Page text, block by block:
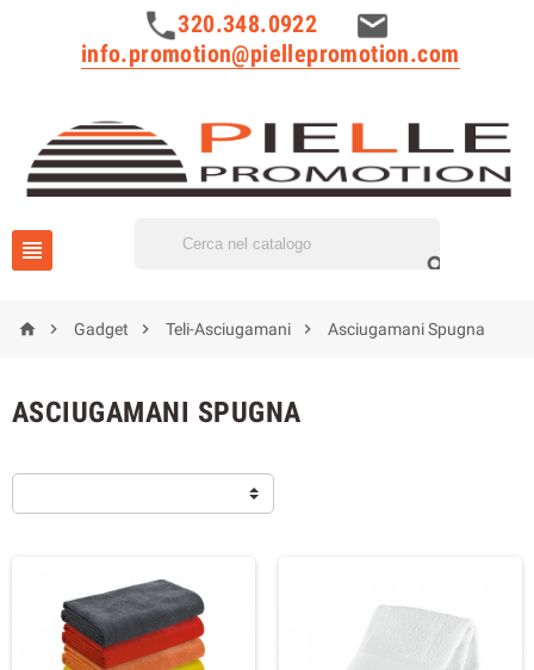
320.348.0922
info.promotion@piellepromotion.com


  Gadget  Teli-Asciugamani  Asciugamani Spugna
ASCIUGAMANI SPUGNA